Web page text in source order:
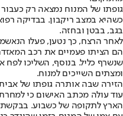
גופתו של המנוח נמצאה רק
כשהיא במצב ריקבון. בבדיקה
בגב, בבטן ובחזה.
לאחר הרצח, כך נטען, פעלו
הם הציתו פעמיים את רכב
שנשרף כליל. בנוסף, השליכו
ומצתים השייכים למנוח.
הזירה שבה אותרה גופתו של אביתר אזרזר בשנת
עוד עולה מכתב האישום כי
הארץ לתקופה של כשבוע. בבקשת